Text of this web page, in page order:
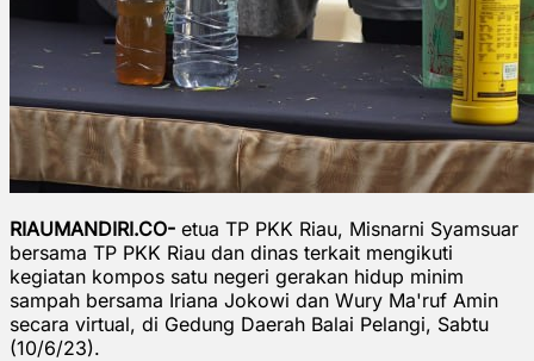
RIAUMANDIRI.CO- etua TP PKK Riau, Misnarni Syamsuar
bersama TP PKK Riau dan dinas terkait mengikuti
kegiatan kompos satu negeri gerakan hidup minim
sampah bersama Iriana Jokowi dan Wury Ma'ruf Amin
secara virtual, di Gedung Daerah Balai Pelangi, Sabtu
(10/6/23).